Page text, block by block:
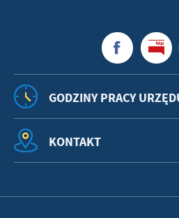
GODZINY PRACY
KONTAKT